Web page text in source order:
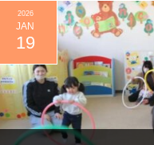
2026
JAN
19